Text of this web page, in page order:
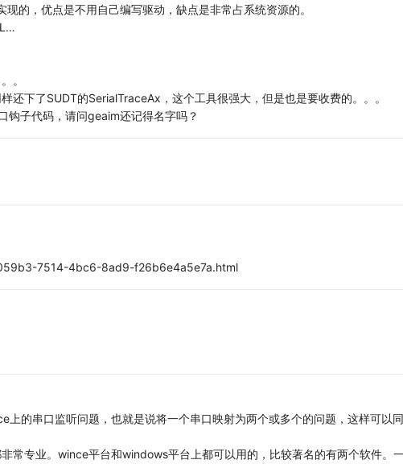
的，优点是不用自己编写驱动，缺点是非常占系统资源的。
。
还下了SUDT的SerialTraceAx，这个工具很强大，但是也是要收费的。。。
子代码，请问geaim还记得名字吗？
7514-4bc6-8ad9-f26b6e4a5e7a.html
上的串口监听问题，也就是说将一个串口映射为两个或多个的问题，这样可以
常专业。wince平台和windows平台上都可以用的，比较著名的有两个软件。